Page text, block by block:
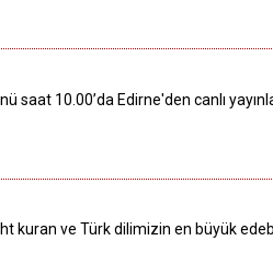
saat 10.00’da Edirne'den canlı
kuran ve Türk dilimizin en büyük